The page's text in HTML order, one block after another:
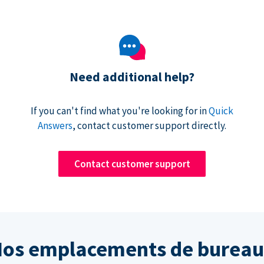
Need additional help?
If you can't find what you're looking for inQuick
Answers, contact customer support directly.
Contact customer support
emplacements de